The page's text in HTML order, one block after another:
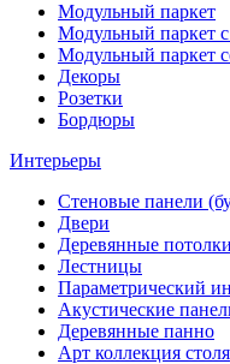
Модульный паркет
Модульный паркет
Модульный паркет
Декоры
Розетки
Бордюры
Интерьеры
Стеновые панели
Двери
Деревянные потолки
Лестницы
Параметрический
Акустические
Деревянные панно
Арт коллекция